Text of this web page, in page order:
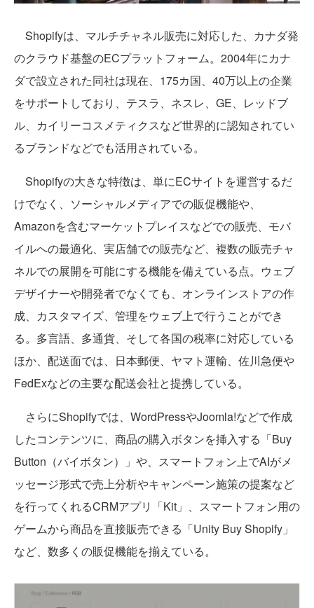
Shopifyは、マルチチャネル販売に対応した、カナダ発
のクラウド基盤のECプラットフォーム。2004年にカナ
ダで設立された同社は現在、175カ国、40万以上の企業
をサポートしており、テスラ、ネスレ、GE、レッドブ
ル、カイリーコスメティクスなど世界的に認知されてい
るブランドなどでも活用されている。
Shopifyの大きな特徴は、単にECサイトを運営するだ
けでなく、ソーシャルメディアでの販促機能や、
Amazonを含むマーケットプレイスなどでの販売、モバ
イルへの最適化、実店舗での販売など、複数の販売チャ
ネルでの展開を可能にする機能を備えている点。ウェブ
デザイナーや開発者でなくても、オンラインストアの作
成、カスタマイズ、管理をウェブ上で行うことができ
る。多言語、多通貨、そして各国の税率に対応している
ほか、配送面では、日本郵便、ヤマト運輸、佐川急便や
FedExなどの主要な配送会社と提携している。
さらにShopifyでは、WordPressやJoomla!などで作成
したコンテンツに、商品の購入ボタンを挿入する「Buy
Button（バイボタン）」や、スマートフォン上でAIがメ
ッセージ形式で売上分析やキャンペーン施策の提案など
を行ってくれるCRMアプリ「Kit」、スマートフォン用の
ゲームから商品を直接販売できる「Unity Buy Shopify」
など、数多くの販促機能を揃えている。